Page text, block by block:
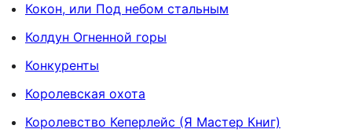
Кокон, или Под небом стальным
Колдун Огненной горы
Конкуренты
Королевская охота
Королевство Кеперлейс (Я Мастер Книг)